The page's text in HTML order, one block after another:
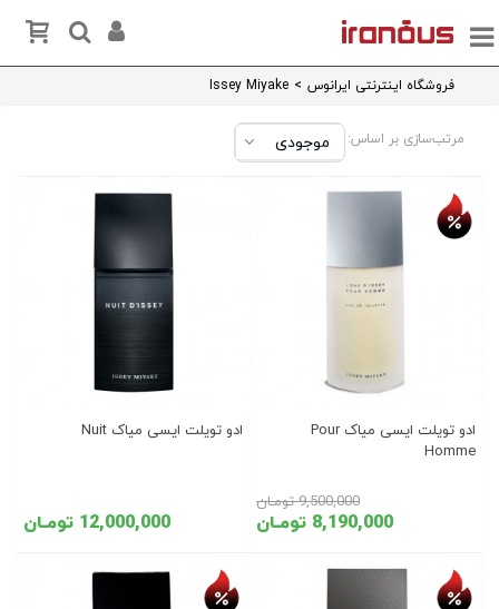
فروشگاه اینترنتی ایرانوس >
Issey Miyake
مرتب‌سازی بر اساس:
ادو تویلت ایسی میاک Pour
Homme
8,190,000 تومـان
9,500,000 تومـان
ادو تویلت ایسی میاک Nuit
12,000,000 تومـان